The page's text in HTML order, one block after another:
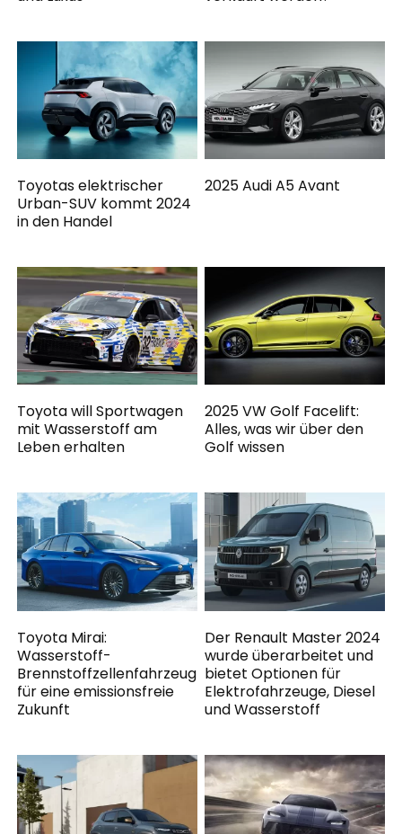
Toyotas elektrischer
Urban-SUV kommt 2024
in den Handel
2025 Audi A5 Avant
Toyota will Sportwagen
mit Wasserstoff am
Leben erhalten
2025 VW Golf Facelift:
Alles, was wir über den
Golf wissen
Toyota Mirai:
Wasserstoff-
Brennstoffzellenfahrzeug
für eine emissionsfreie
Zukunft
Der Renault Master 2024
wurde überarbeitet und
bietet Optionen für
Elektrofahrzeuge, Diesel
und Wasserstoff